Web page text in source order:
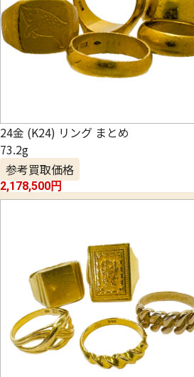
24金 (K24) リング まとめ
73.2g
参考買取価格
2,178,500円